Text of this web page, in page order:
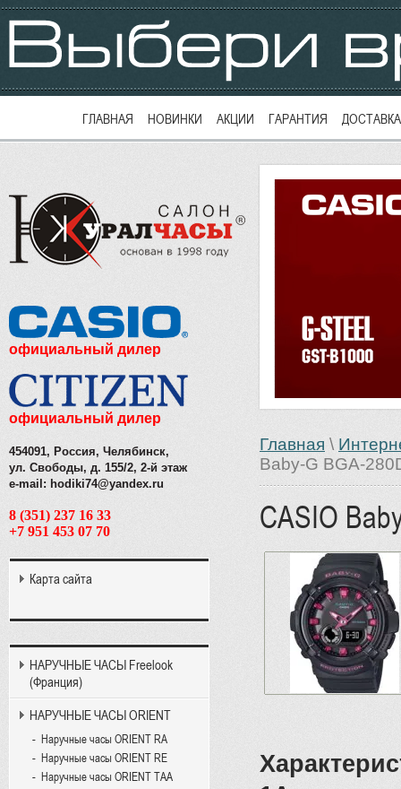
ГЛАВНАЯ НОВИНКИ АКЦИИ ГАРАНТИЯ ДОСТАВКА
Главная \
Baby-G BGA-
CASIO
официальный дилер
официальный дилер
454091, Россия, Челябинск,
ул. Свободы, д. 155/2, 2-й этаж
e-mail: hodiki74@yandex.ru
8 (351) 237 16 33
+7 951 453 07 70
Карта сайта
НАРУЧНЫЕ ЧАСЫ Freelook
(Франция)
НАРУЧНЫЕ ЧАСЫ ORIENT
Наручные часы ORIENT RA
Наручные часы ORIENT RE
Наручные часы ORIENT TAA